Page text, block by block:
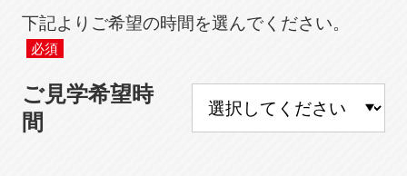
下記よりご希望の時間を選んでください。
ご見学希望時
間